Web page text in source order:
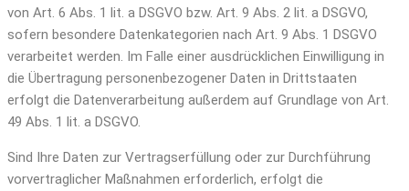
von Art. 6 Abs. 1 lit. a DSGVO bzw. Art. 9 Abs. 2 lit. a DSGVO,
sofern besondere Datenkategorien nach Art. 9 Abs. 1 DSGVO
verarbeitet werden. Im Falle einer ausdrücklichen Einwilligung in
die Übertragung personenbezogener Daten in Drittstaaten
erfolgt die Datenverarbeitung außerdem auf Grundlage von Art.
49 Abs. 1 lit. a DSGVO.
Sind Ihre Daten zur Vertragserfüllung oder zur Durchführung
vorvertraglicher Maßnahmen erforderlich, erfolgt die